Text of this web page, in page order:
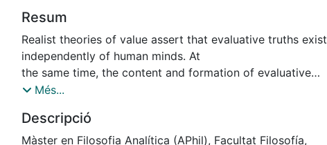
Resum
Realist theories of value assert that evaluative truths exist
independently of human minds. At
the same time, the content and formation of evaluative
judgements are affected by
compatibility of realist theories of value
with the influence of sociocultural forces on evaluative
Més...
Descripció
Màster en Filosofia Analítica (APhil), Facultat Filosofía,